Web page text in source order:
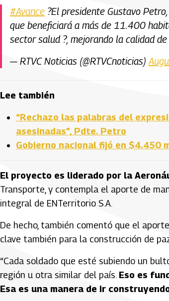
#Avance ?El presidente Gustavo
que beneficiará a más de 11.400
sector salud ?, mejorando la calidad
— RTVC Noticias (@RTVCnoticias)
Lee también
“Rechazo las palabras del
asesinadas”, Pdte. Petro
Gobierno nacional fijó en $4.450
El proyecto es liderado por la
Transporte, y contempla el aporte de
integral de ENTerritorio S.A.
De hecho, también comentó que el
clave también para la construcción de
“Cada soldado que esté subiendo un
región u otra similar del país. Eso es
Esa es una manera de ir